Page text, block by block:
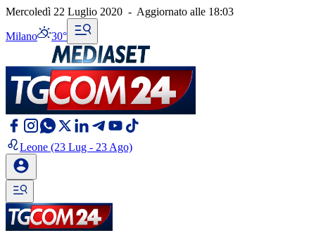
Mercoledì 22 Luglio 2020 - Aggiornato alle 18:03
Milano 30°
Leone (23 Lug - 23 Ago)